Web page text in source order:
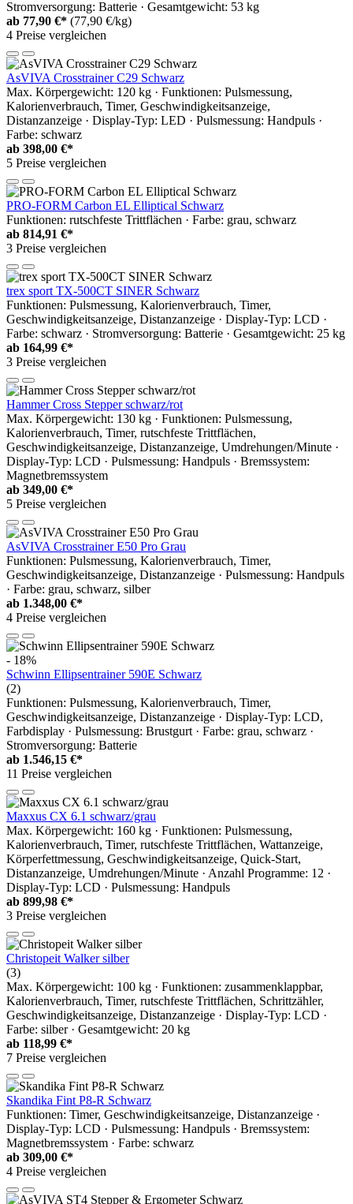
Stromversorgung: Batterie · Gesamtgewicht: 53 kg
ab 77,90 €* (77,90 €/kg)
4 Preise vergleichen
AsVIVA Crosstrainer C29 Schwarz
Max. Körpergewicht: 120 kg · Funktionen: Pulsmessung,
Kalorienverbrauch, Timer, Geschwindigkeitsanzeige,
Distanzanzeige · Display-Typ: LED · Pulsmessung: Handpuls ·
Farbe: schwarz
ab 398,00 €*
5 Preise vergleichen
PRO-FORM Carbon EL Elliptical Schwarz
Funktionen: rutschfeste Trittflächen · Farbe: grau, schwarz
ab 814,91 €*
3 Preise vergleichen
trex sport TX-500CT SINER Schwarz
Funktionen: Pulsmessung, Kalorienverbrauch, Timer,
Geschwindigkeitsanzeige, Distanzanzeige · Display-Typ: LCD ·
Farbe: schwarz · Stromversorgung: Batterie · Gesamtgewicht: 25 kg
ab 164,99 €*
3 Preise vergleichen
Hammer Cross Stepper schwarz/rot
Max. Körpergewicht: 130 kg · Funktionen: Pulsmessung,
Kalorienverbrauch, Timer, rutschfeste Trittflächen,
Geschwindigkeitsanzeige, Distanzanzeige, Umdrehungen/Minute ·
Display-Typ: LCD · Pulsmessung: Handpuls · Bremssystem:
Magnetbremssystem
ab 349,00 €*
5 Preise vergleichen
AsVIVA Crosstrainer E50 Pro Grau
Funktionen: Pulsmessung, Kalorienverbrauch, Timer,
Geschwindigkeitsanzeige, Distanzanzeige · Pulsmessung: Handpuls
· Farbe: grau, schwarz, silber
ab 1.348,00 €*
4 Preise vergleichen
- 18%
Schwinn Ellipsentrainer 590E Schwarz
(2)
Funktionen: Pulsmessung, Kalorienverbrauch, Timer,
Geschwindigkeitsanzeige, Distanzanzeige · Display-Typ: LCD,
Farbdisplay · Pulsmessung: Brustgurt · Farbe: grau, schwarz ·
Stromversorgung: Batterie
ab 1.546,15 €*
11 Preise vergleichen
Maxxus CX 6.1 schwarz/grau
Max. Körpergewicht: 160 kg · Funktionen: Pulsmessung,
Kalorienverbrauch, Timer, rutschfeste Trittflächen, Wattanzeige,
Körperfettmessung, Geschwindigkeitsanzeige, Quick-Start,
Distanzanzeige, Umdrehungen/Minute · Anzahl Programme: 12 ·
Display-Typ: LCD · Pulsmessung: Handpuls
ab 899,98 €*
3 Preise vergleichen
Christopeit Walker silber
(3)
Max. Körpergewicht: 100 kg · Funktionen: zusammenklappbar,
Kalorienverbrauch, Timer, rutschfeste Trittflächen, Schrittzähler,
Geschwindigkeitsanzeige, Distanzanzeige · Display-Typ: LCD ·
Farbe: silber · Gesamtgewicht: 20 kg
ab 118,99 €*
7 Preise vergleichen
Skandika Fint P8-R Schwarz
Funktionen: Timer, Geschwindigkeitsanzeige, Distanzanzeige ·
Display-Typ: LCD · Pulsmessung: Handpuls · Bremssystem:
Magnetbremssystem · Farbe: schwarz
ab 309,00 €*
4 Preise vergleichen